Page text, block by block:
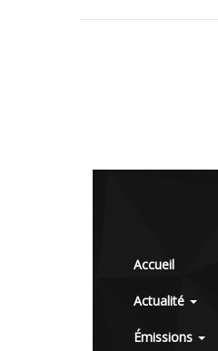
Accueil
Actualité
Émissions